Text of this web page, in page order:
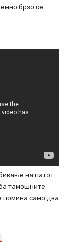
брзо се
на патот
тамошните
помина само два